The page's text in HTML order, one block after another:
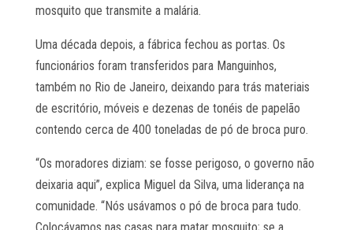
mosquito que transmite a malária.
Uma década depois, a fábrica fechou as portas. Os
funcionários foram transferidos para Manguinhos,
também no Rio de Janeiro, deixando para trás materiais
de escritório, móveis e dezenas de tonéis de papelão
contendo cerca de 400 toneladas de pó de broca puro.
“Os moradores diziam: se fosse perigoso, o governo não
deixaria aqui”, explica Miguel da Silva, uma liderança na
comunidade. “Nós usávamos o pó de broca para tudo.